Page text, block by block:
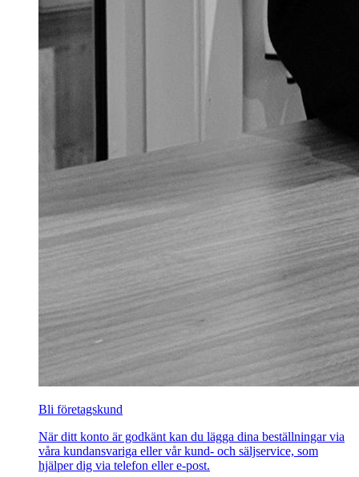
Bli företagskund
När ditt konto är godkänt kan du lägga dina beställningar via
våra kundansvariga eller vår kund- och säljservice, som
hjälper dig via telefon eller e-post.